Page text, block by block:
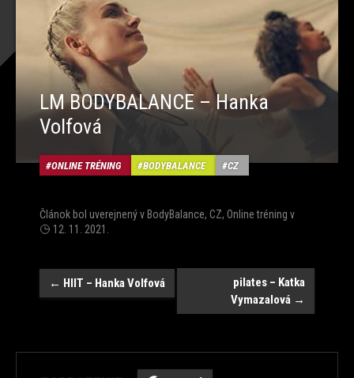
LM BODYBALANCE – Hanka
Volfová
ONLINE TRÉNING BODYBALANCE CZ
Článok bol uverejnený vBodyBalance, CZ, Online tréning v
12. 11. 2021
Post
← HIIT – Hanka Volfová
pilates – Katka
Vymazalová →